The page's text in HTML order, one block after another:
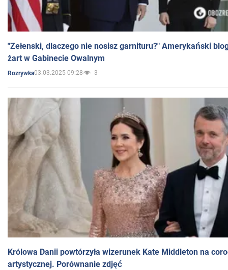
"Zełenski, dlaczego nie nosisz garnituru?" Amerykański
żart w Gabinecie Owalnym
Rozrywka03.03.2025 09:28 3
Królowa Danii powtórzyła wizerunek Kate Middleton na
artystycznej. Porównanie zdjęć